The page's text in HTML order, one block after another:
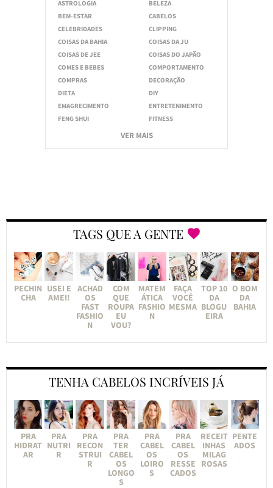
ASTROLOGIA
BELEZA
BEM-ESTAR
CABELOS
CELEBRIDADES
CLIPPING
COISAS DA BAHIA
COISAS DA JU
COISAS DE JEE
COISAS DO JAPÃO
COMES E BEBES
COMPORTAMENTO
COMPRAS
DECORAÇÃO
DIETA
DIY
EMAGRECIMENTO
ENTRETENIMENTO
FENG SHUI
FITNESS
VER MAIS
TAGS QUE A GENTE
PECHIN
CHA
USEI E
AMEI!
ACHAD
OS
FAST
FASHIO
N
COM
QUE
ROUPA
EU
VOU?
MATEM
ÁTICA
FASHIO
N
FAÇA
VOCÊ
MESMA
TOP 10
DA
BLOGU
EIRA
O BOM
DA
BAHIA
TENHA CABELOS INCRÍVEIS JÁ
PRA
HIDRAT
AR
PRA
NUTRI
R
PRA
RECON
STRUI
R
PRA
TER
CABEL
OS
LONGO
S
PRA
CABEL
OS
LOIRO
S
PRA
CABEL
OS
RESSE
CADOS
RECEIT
INHAS
MILAG
ROSAS
PENTE
ADOS